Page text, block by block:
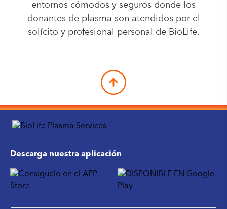
entornos cómodos y seguros donde los
donantes de plasma son atendidos por el
solícito y profesional personal de BioLife.
Descarga nuestra aplicación